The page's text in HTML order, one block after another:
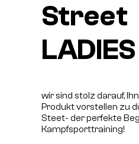
Street
LADIES
wir sind stolz darauf,
Produkt vorstellen zu
Steet- der perfekte
Kampfsporttraining!